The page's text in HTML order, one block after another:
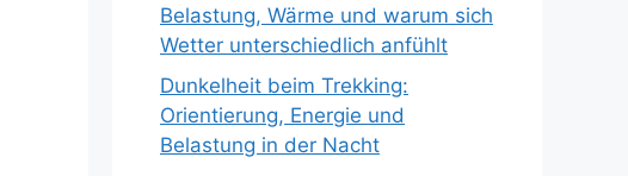
Belastung, Wärme und warum sich
Wetter unterschiedlich anfühlt
Dunkelheit beim Trekking:
Orientierung, Energie und
Belastung in der Nacht